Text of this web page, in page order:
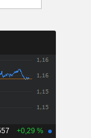
+0,29 %